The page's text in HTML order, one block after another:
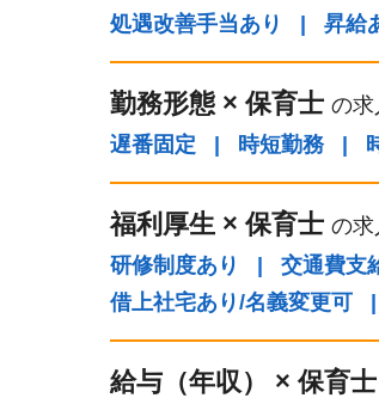
処遇改善手当あり
| 昇給
勤務形態 × 保育士 の求
遅番固定
| 時短勤務 |
福利厚生 × 保育士 の求
研修制度あり
| 交通費支
借上社宅あり/名義変更可
|
給与（年収） × 保育士